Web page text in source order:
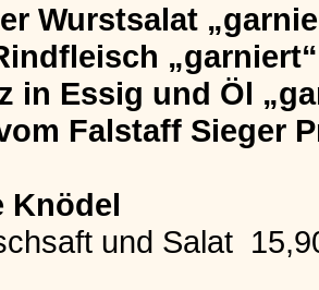
Wurstsalat
in Essig und Öl
Falstaff Sieger
Knödel
und Salat